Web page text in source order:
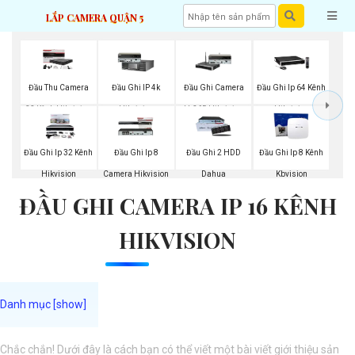
LẮP CAMERA QUẬN 5
Đầu Thu Camera
32 Kênh Hikvision
Đầu Ghi IP 4k
Hikvision
Đầu Ghi Camera
H.265 Hikvision
Đầu Ghi Ip 64 Kênh
Hikvision
Đầu Ghi Ip 32 Kênh
Hikvision
Đầu Ghi Ip 8
Camera Hikvision
Đầu Ghi 2 HDD
Dahua
Đầu Ghi Ip 8 Kênh
Kbvision
ĐẦU GHI CAMERA IP 16 KÊNH
HIKVISION
Chắc chắn! Dưới đây là cách bạn có thể viết một bài viết giới thiệu sản